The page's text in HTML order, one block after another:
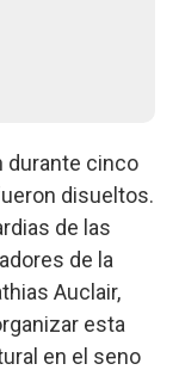
durante cinco
disueltos.
de las
de la
Auclair,
esta
en el seno